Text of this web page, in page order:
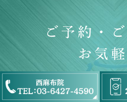
ご予約・
お気
港区麻布･西麻布の歯医